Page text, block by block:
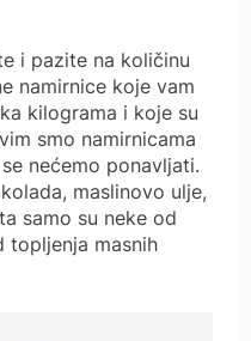
i pazite na količinu
namirnice koje vam
kilograma i koje su
smo namirnicama
nećemo ponavljati.
maslinovo ulje,
samo su neke od
topljenja masnih